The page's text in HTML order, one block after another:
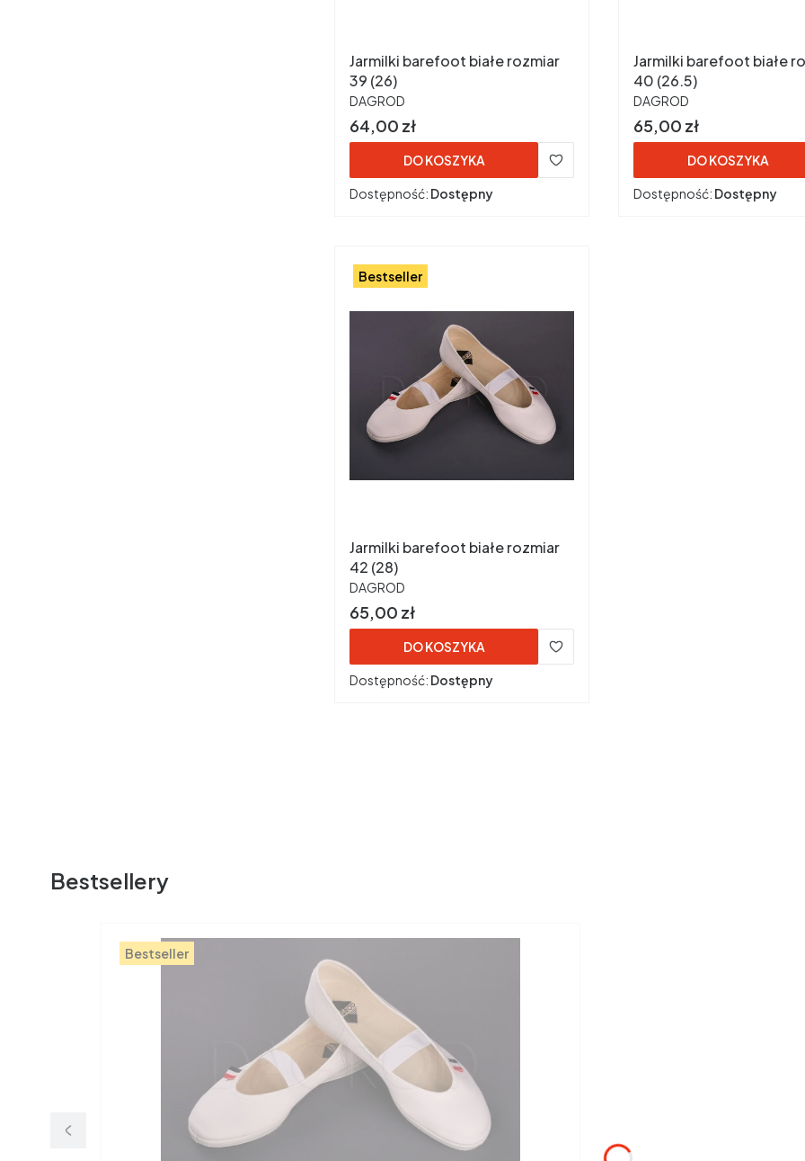
Jarmilki barefoot białe rozmiar
39 (26)
PRODUCENT
DAGROD
Cena
64,00 zł
DO KOSZYKA
Dostępność: Dostępny
Jarmilki barefoot białe
40 (26.5)
PRODUCENT
DAGROD
Cena
65,00 zł
DO KOSZYKA
Dostępność: Dostępny
Bestseller
Jarmilki barefoot białe rozmiar
42 (28)
PRODUCENT
DAGROD
Cena
65,00 zł
DO KOSZYKA
Dostępność: Dostępny
Bestsellery
Bestseller